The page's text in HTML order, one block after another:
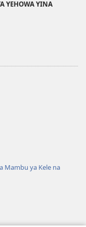
YEHOWA YINA
Mambu ya Kele na